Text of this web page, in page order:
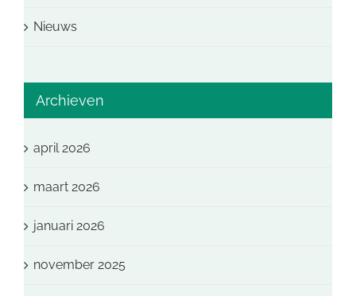
Nieuws
Archieven
april 2026
maart 2026
januari 2026
november 2025